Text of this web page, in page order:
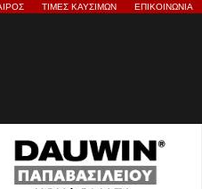
ΤΙΜΕΣ ΚΑΥΣΙΜΩΝ ΕΠΙΚΟΙΝΩΝΙΑ